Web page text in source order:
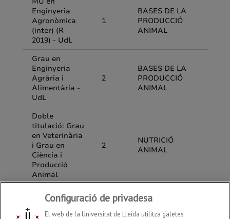
Configuració de privadesa
El web de la Universitat de Lleida utilitza galetes